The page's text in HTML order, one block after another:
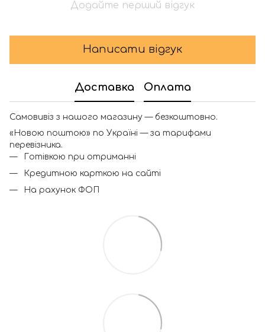
Додайте перший відгук
Написати відгук
Доставка Оплата
Самовивіз з нашого магазину — безкоштовно.
«Новою поштою» по Україні — за тарифами
перевізника.
Готівкою при отриманні
Кредитною карткою на сайті
На рахунок ФОП